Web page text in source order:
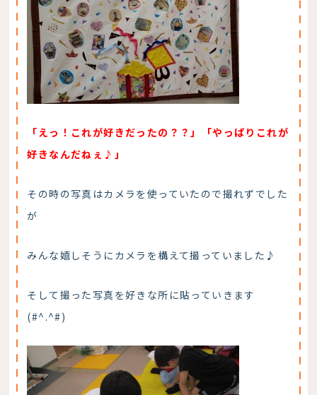
「えっ！これが好きだったの？？」「やっぱりこれが
好きなんだねぇ♪」
その時の写真はカメラを使っていたので撮れずでした
が
みんな嬉しそうにカメラを構えて撮っていました♪
そして撮った写真を好きな所に貼っていきます
(#^.^#)